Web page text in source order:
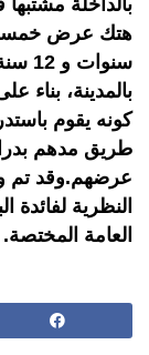
هتك عرض خمسة
بالمدينة، بناء
كونه يقوم
طريق مدهم
عرضهم.وقد تم
النظرية
العامة المختصة.